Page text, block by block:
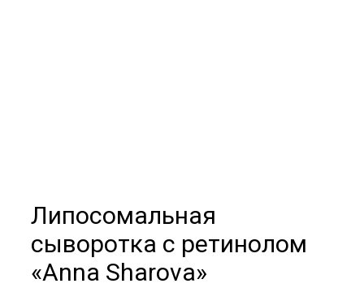
Липосомальная
сыворотка с ретинолом
«Anna Sharova»